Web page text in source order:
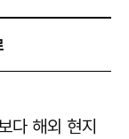
다 해외 현지